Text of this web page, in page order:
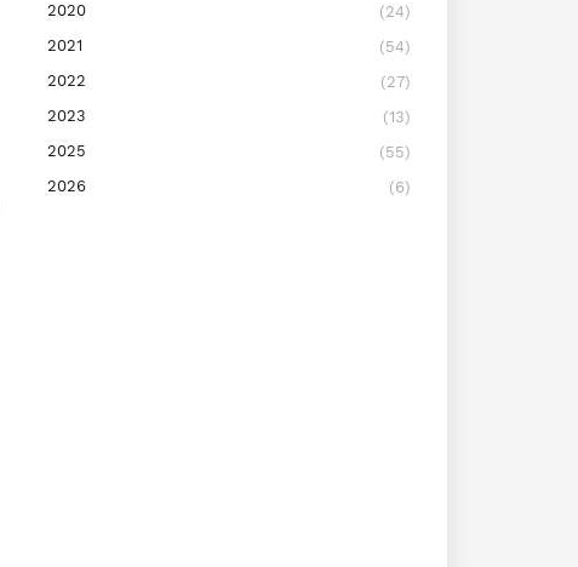
2020
(24)
2021
(54)
2022
(27)
2023
(13)
2025
(55)
2026
(6)